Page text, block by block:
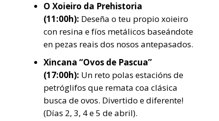
O Xoieiro da Prehistoria
(11:00h): Deseña o teu propio xoieiro
con resina e fíos metálicos baseándote
en pezas reais dos nosos antepasados.
Xincana “Ovos de Pascua”
(17:00h): Un reto polas estacións de
petróglifos que remata coa clásica
busca de ovos. Divertido e diferente!
(Días 2, 3, 4 e 5 de abril).